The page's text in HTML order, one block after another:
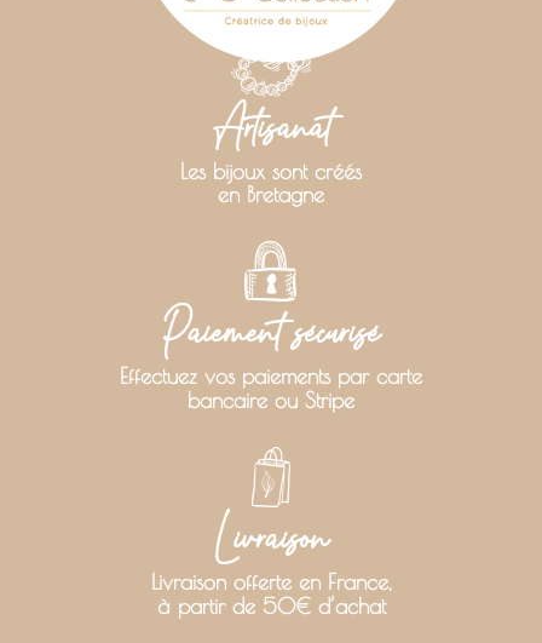
Artisanat
Les bijoux sont créés
en Bretagne
Paiement sécurisé
Effectuez vos paiements par carte
bancaire ou Stripe
Livraison
Livraison offerte en France,
à partir de 50€ d’achat